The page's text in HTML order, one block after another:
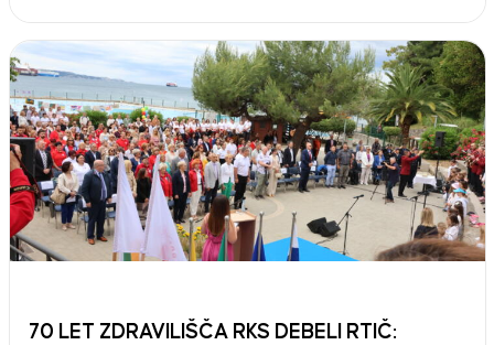
70 LET ZDRAVILIŠČA RKS DEBELI RTIČ: